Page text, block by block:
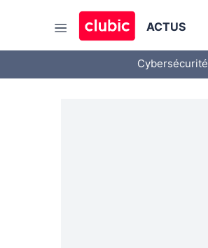
ACTUS
Cybersécurité